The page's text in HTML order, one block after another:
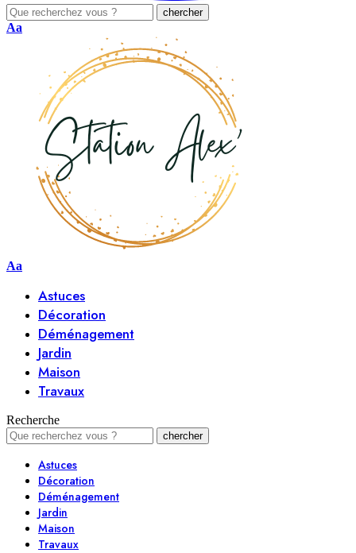
Aa
Aa
Astuces
Décoration
Déménagement
Jardin
Maison
Travaux
Recherche
Astuces
Décoration
Déménagement
Jardin
Maison
Travaux